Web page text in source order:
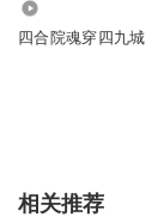
四合院魂穿四九城
相关推荐